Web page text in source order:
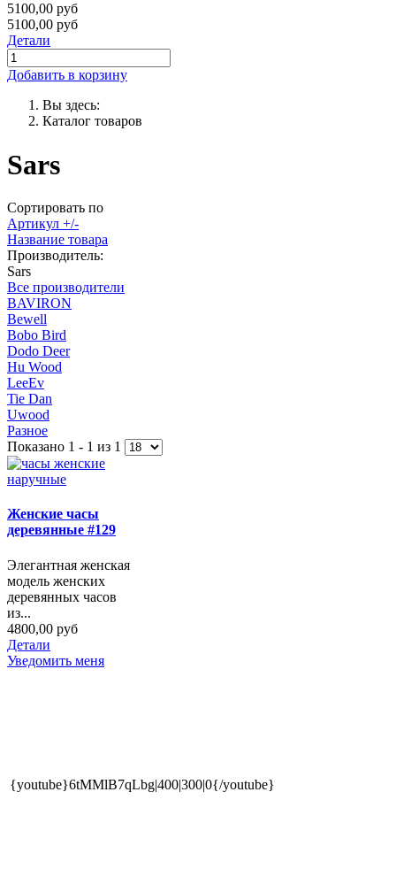
5100,00 руб
5100,00 руб
Детали
Добавить в корзину
Вы здесь:
Каталог товаров
Sars
Сортировать по
Артикул +/-
Название товара
Производитель:
Sars
Все производители
BAVIRON
Bewell
Bobo Bird
Dodo Deer
Hu Wood
LeeEv
Tie Dan
Uwood
Разное
Показано 1 - 1 из 1
Женские часы
деревянные #129
Элегантная женская
модель женских
деревянных часов
из...
4800,00 руб
Детали
Уведомить меня
{youtube}6tMMlB7qLbg|400|300|0{/youtube}